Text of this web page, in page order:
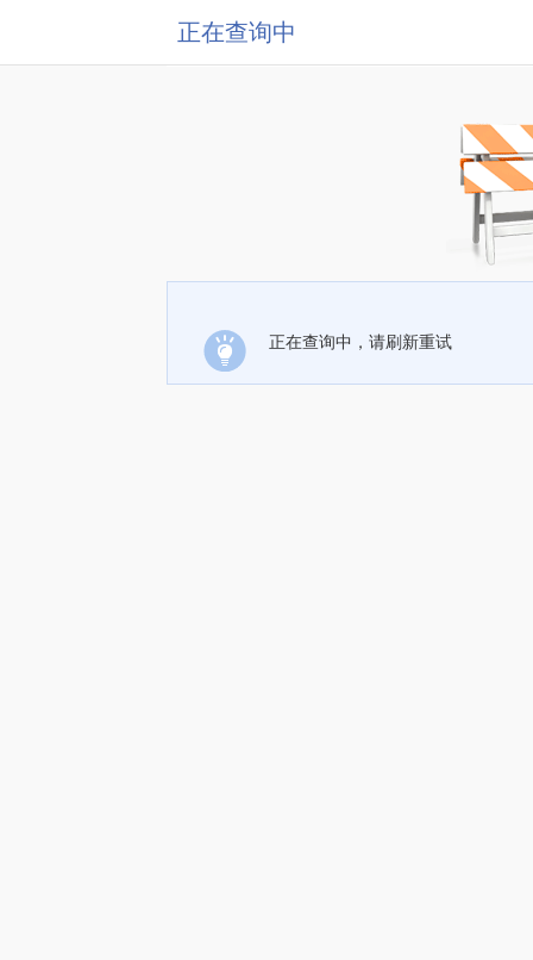
正在查询中
正在查询中，请刷新重试